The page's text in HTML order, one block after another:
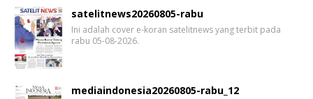
satelitnews20260805-rabu
Ini adalah cover e-koran satelitnews yang terbit pada
rabu 05-08-2026.
mediaindonesia20260805-rabu_12